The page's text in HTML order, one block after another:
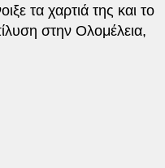
τα χαρτιά της και το
στην Ολομέλεια,